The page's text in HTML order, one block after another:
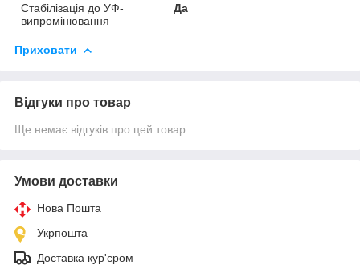
Стабілізація до УФ-
випромінювання
Да
Приховати
Відгуки про товар
Ще немає відгуків про цей товар
Умови доставки
Нова Пошта
Укрпошта
Доставка кур'єром